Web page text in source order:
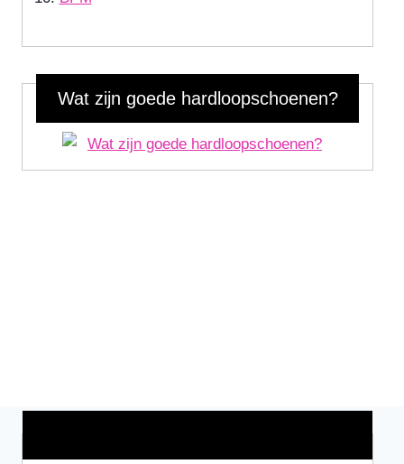
Wat zijn goede hardloopschoenen?